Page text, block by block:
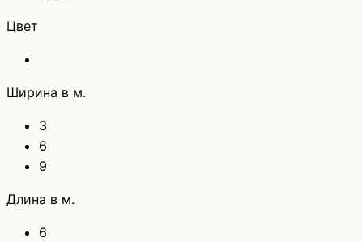
Цвет
Ширина в м.
3
6
9
Длина в м.
6